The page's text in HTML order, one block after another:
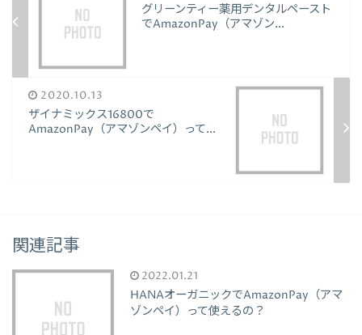
グリーンティー薬用デンタルペースト
でAmazonPay（アマゾン...
2020.10.13
ザイナミックス16800で
AmazonPay（アマゾンペイ）って...
関連記事
2022.01.21
HANAオーガニックでAmazonPay（アマ
ゾンペイ）って使えるの？